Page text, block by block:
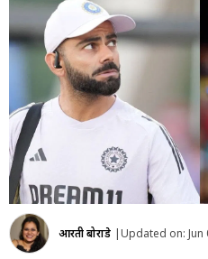
आरती बोराडे |Updated on: